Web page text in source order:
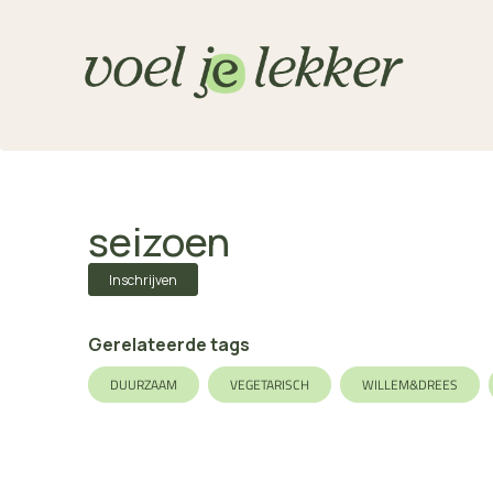
seizoen
Inschrijven
Gerelateerde tags
DUURZAAM VEGETARISCH WILLEM&DREES